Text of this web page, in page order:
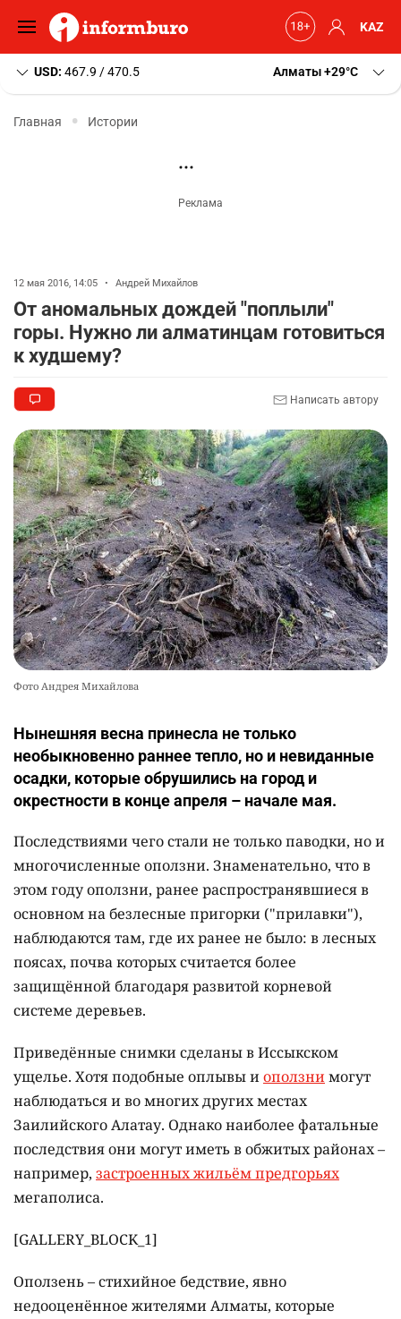
KAZ
USD: 467.9 / 470.5 Алматы+29 C
Главная Истории
12 мая 2016, 14:05 • Андрей Михайлов
От аномальных дождей "поплыли"
горы. Нужно ли алматинцам готовиться
к худшему?
Написать автору
Фото Андрея Михайлова
Нынешняя весна принесла не только
необыкновенно раннее тепло, но и невиданные
осадки, которые обрушились на город и
окрестности в конце апреля – начале мая.
Последствиями чего стали не только паводки, но и
многочисленные оползни. Знаменательно, что в
этом году оползни, ранее распространявшиеся в
основном на безлесные пригорки ("прилавки"),
наблюдаются там, где их ранее не было: в лесных
поясах, почва которых считается более
защищённой благодаря развитой корневой
системе деревьев.
Приведённые снимки сделаны в Иссыкском
ущелье. Хотя подобные оплывы иоползнимогут
наблюдаться и во многих других местах
Заилийского Алатау. Однако наиболее фатальные
последствия они могут иметь в обжитых районах –
например, застроенных жильём предгорьях
мегаполиса.
[GALLERY_BLOCK_1]
Оползень – стихийное бедствие, явно
недооценённое жителями Алматы, которые